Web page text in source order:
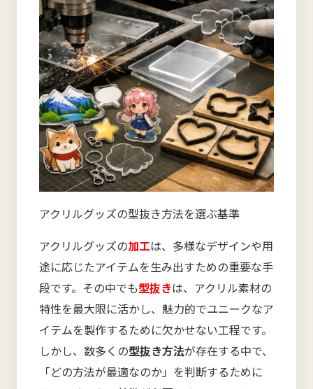
アクリルグッズの型抜き方法を選ぶ基準
アクリルグッズの加工は、多様なデザインや用
途に応じたアイテムを生み出すための重要な手
段です。その中でも型抜きは、アクリル素材の
特性を最大限に活かし、魅力的でユニークなア
イテムを製作するために欠かせない工程です。
しかし、数多くの型抜き方法が存在する中で、
「どの方法が最適なのか」を判断するために